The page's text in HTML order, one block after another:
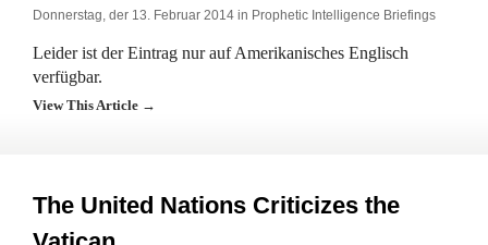
Donnerstag, der 13. Februar 2014 in Prophetic Intelligence Briefings
Leider ist der Eintrag nur auf Amerikanisches Englisch
verfügbar.
View This Article →
The United Nations Criticizes the